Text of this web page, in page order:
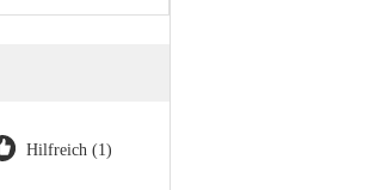
Hilfreich (1)